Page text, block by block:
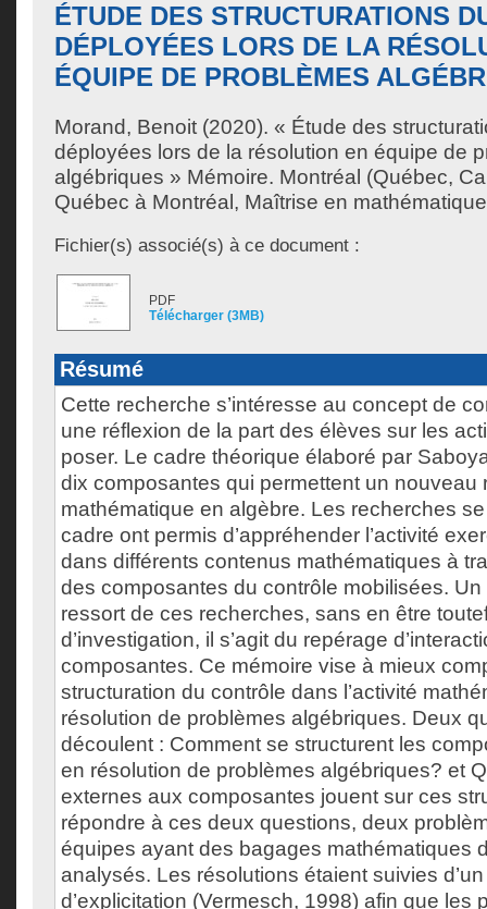
ÉTUDE DES STRUCTURATIONS
DÉPLOYÉES LORS DE LA
ÉQUIPE DE PROBLÈMES
Morand, Benoit (2020). « Étude des
déployées lors de la résolution en équipe de
algébriques » Mémoire. Montréal (Québec,
Québec à Montréal, Maîtrise en
Fichier(s) associé(s) à ce document :
PDF
Télécharger (3MB)
Résumé
Cette recherche s’intéresse au concept de
une réflexion de la part des élèves sur les
poser. Le cadre théorique élaboré par
dix composantes qui permettent un nouveau
mathématique en algèbre. Les recherches
cadre ont permis d’appréhender l’activité
dans différents contenus mathématiques à
des composantes du contrôle mobilisées.
ressort de ces recherches, sans en être
d’investigation, il s’agit du repérage
composantes. Ce mémoire vise à mieux
structuration du contrôle dans l’activité
résolution de problèmes algébriques. Deux
découlent : Comment se structurent les
en résolution de problèmes algébriques? et
externes aux composantes jouent sur ces
répondre à ces deux questions, deux
équipes ayant des bagages mathématiques
analysés. Les résolutions étaient suivies
d’explicitation (Vermesch, 1998) afin que les